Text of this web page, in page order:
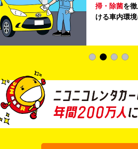
掃・除菌を
ける車内環